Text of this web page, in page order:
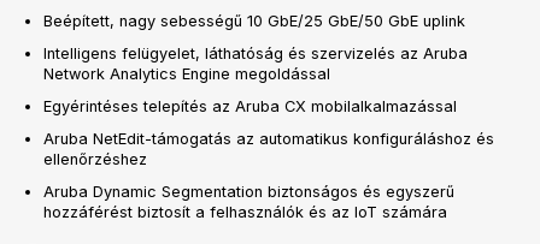
Beépített, nagy sebességű 10 GbE/25 GbE/50 GbE uplink
Intelligens felügyelet, láthatóság és szervizelés az Aruba
Network Analytics Engine megoldással
Egyérintéses telepítés az Aruba CX mobilalkalmazással
Aruba NetEdit-támogatás az automatikus konfiguráláshoz és
ellenőrzéshez
Aruba Dynamic Segmentation biztonságos és egyszerű
hozzáférést biztosít a felhasználók és az IoT számára